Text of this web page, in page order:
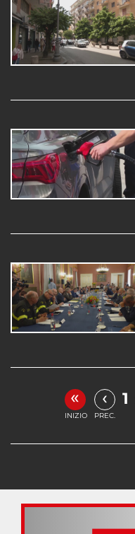
«
INIZIO
‹
PREC.
1